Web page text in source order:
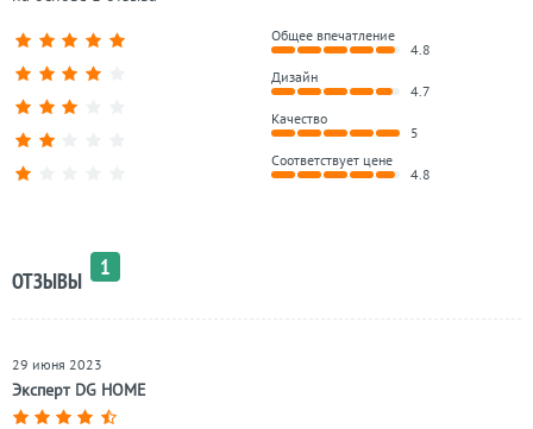
Общее впечатление
4.8
Дизайн
4.7
Качество
5
Соответствует цене
4.8
ОТЗЫВЫ
1
Эксперт DG HOME
29 июня 2023